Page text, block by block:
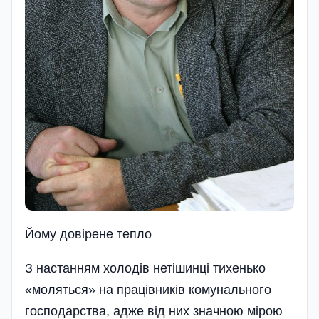
Йому довiрене тепло
З настанням холодів нетішинці тихенько
«моляться» на працівників комунального
господарства, адже від них значною мірою